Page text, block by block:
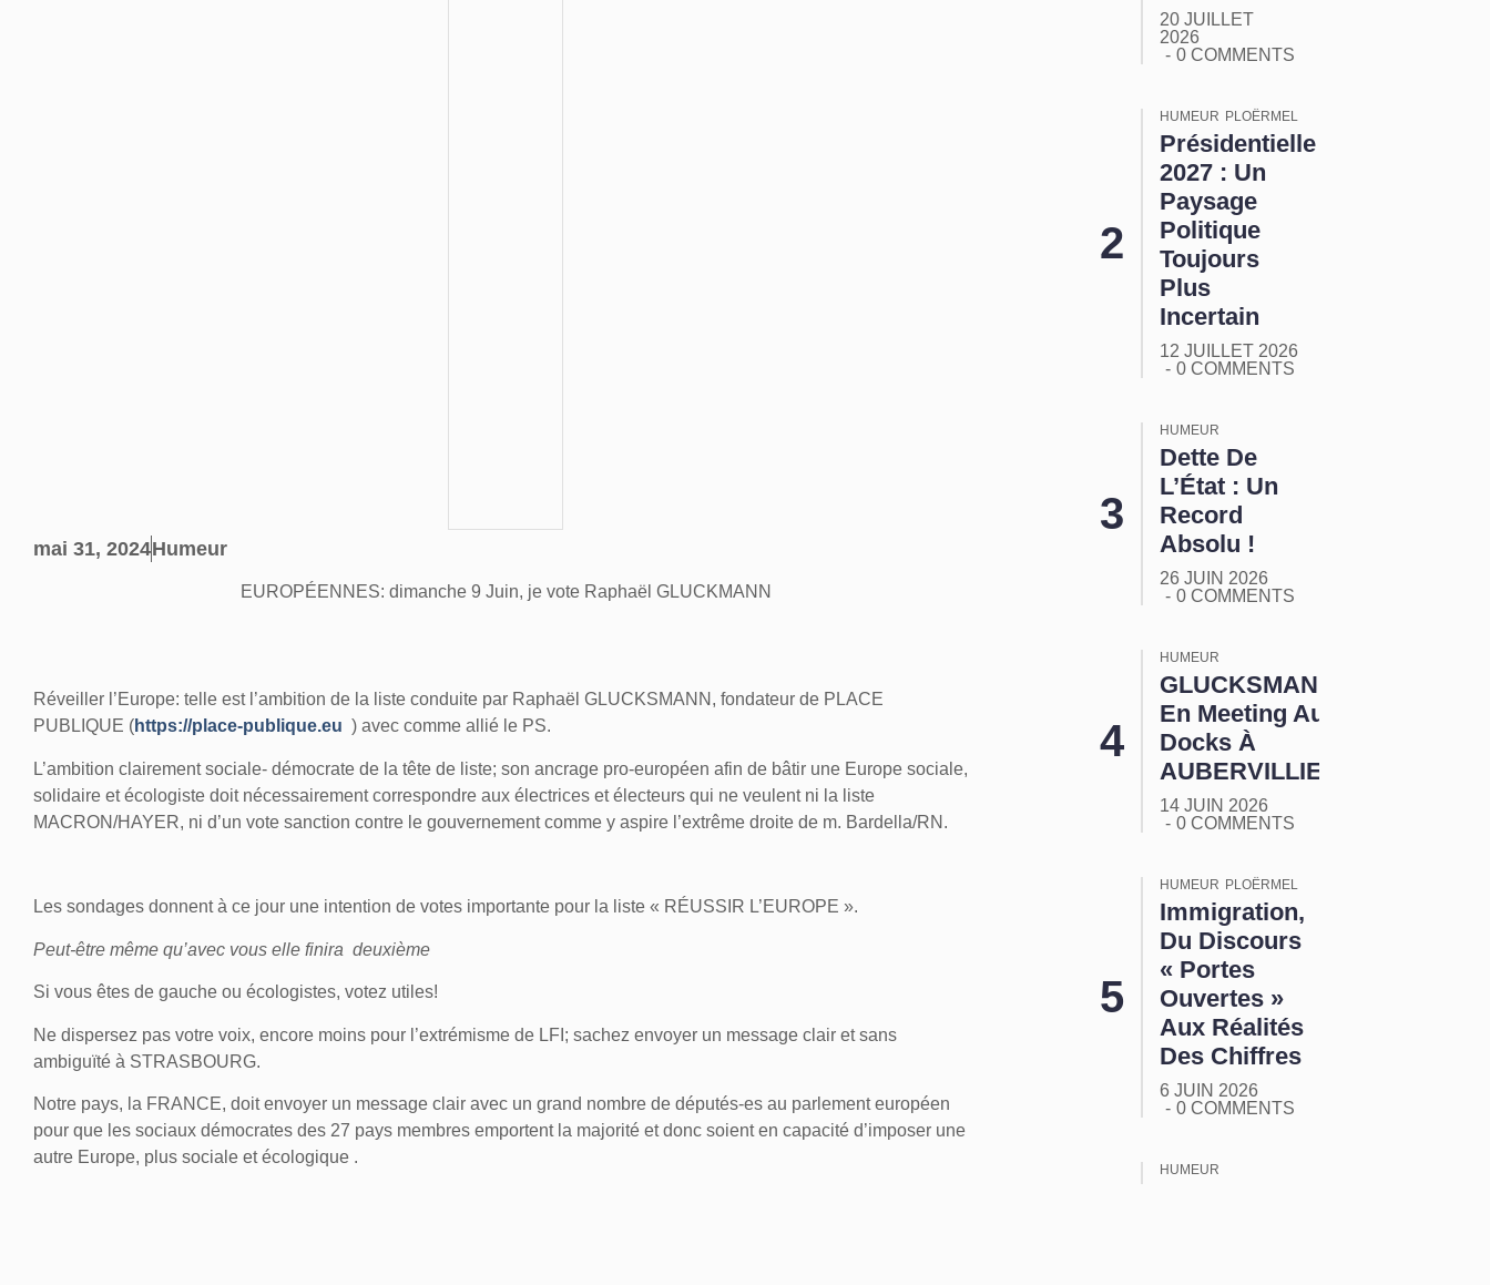
mai 31, 2024Humeur
EUROPÉENNES: dimanche 9 Juin, je vote Raphaël GLUCKMANN
Réveiller l’Europe: telle est l’ambition de la liste conduite par Raphaël GLUCKSMANN , fondateur de PLACE
PUBLIQUE (https://place-publique.eu ) avec comme allié le PS.
L’ambition clairement sociale- démocrate de la tête de liste; son ancrage pro-européen afin de bâtir une Europe sociale,
solidaire et écologiste doit nécessairement correspondre aux électrices et électeurs qui ne veulent ni la liste
MACRON/HAYER, ni d’un vote sanction contre le gouvernement comme y aspire l’extrême droite de m. Bardella/RN.
Les sondages donnent à ce jour une intention de votes importante pour la liste « RÉUSSIR L’EUROPE ».
Peut-être même qu’avec vous elle finira deuxième
Si vous êtes de gauche ou écologistes, votez utiles!
Ne dispersez pas votre voix, encore moins pour l’extrémisme de LFI; sachez envoyer un message clair et sans
ambiguïté à STRASBOURG.
Notre pays, la FRANCE, doit envoyer un message clair avec un grand nombre de députés-es au parlement européen
pour que les sociaux démocrates des 27 pays membres emportent la majorité et donc soient en capacité d’imposer une
autre Europe, plus sociale et écologique .
20 JUILLET
2026
0 COMMENTS
HUMEUR PLOËRMEL
Présidentielle
2027 : Un
Paysage
Politique
Toujours
Plus
Incertain
12 JUILLET 2026
0 COMMENTS
HUMEUR
Dette De
L’État : Un
Record
Absolu !
26 JUIN 2026
0 COMMENTS
HUMEUR
GLUCKSMANN
En Meeting Aux
Docks À
AUBERVILLIERS
14 JUIN 2026
0 COMMENTS
HUMEUR PLOËRMEL
Immigration,
Du Discours
« Portes
Ouvertes »
Aux Réalités
Des Chiffres
6 JUIN 2026
0 COMMENTS
HUMEUR